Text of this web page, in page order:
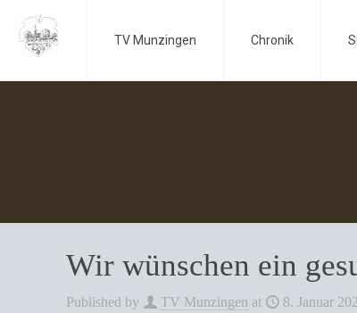
TV Munzingen Chronik
Wir wünschen ein
Published by TV Munzingen at 8. Januar